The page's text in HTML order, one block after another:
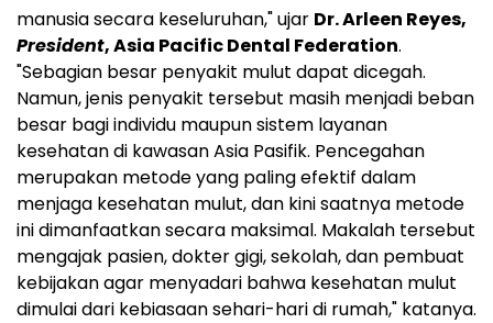
manusia secara keseluruhan," ujar Dr. Arleen Reyes,
President, Asia Pacific Dental Federation.
"Sebagian besar penyakit mulut dapat dicegah.
Namun, jenis penyakit tersebut masih menjadi beban
besar bagi individu maupun sistem layanan
kesehatan di kawasan Asia Pasifik. Pencegahan
merupakan metode yang paling efektif dalam
menjaga kesehatan mulut, dan kini saatnya metode
ini dimanfaatkan secara maksimal. Makalah tersebut
mengajak pasien, dokter gigi, sekolah, dan pembuat
kebijakan agar menyadari bahwa kesehatan mulut
dimulai dari kebiasaan sehari-hari di rumah," katanya.